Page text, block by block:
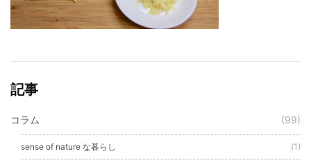
記事
コラム (99)
sense of nature な暮らし (1)